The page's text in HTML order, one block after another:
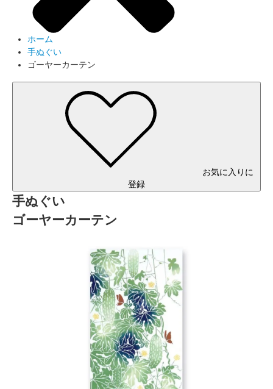
ホーム
手ぬぐい
ゴーヤーカーテン
お気に入りに
登録
手ぬぐい
ゴーヤーカーテン